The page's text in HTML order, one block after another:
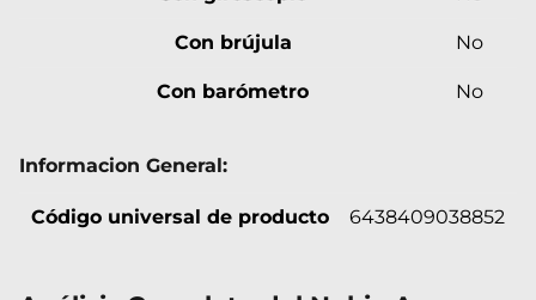
Con brújula No
Con barómetro No
Informacion General:
Código universal de producto 6438409038852